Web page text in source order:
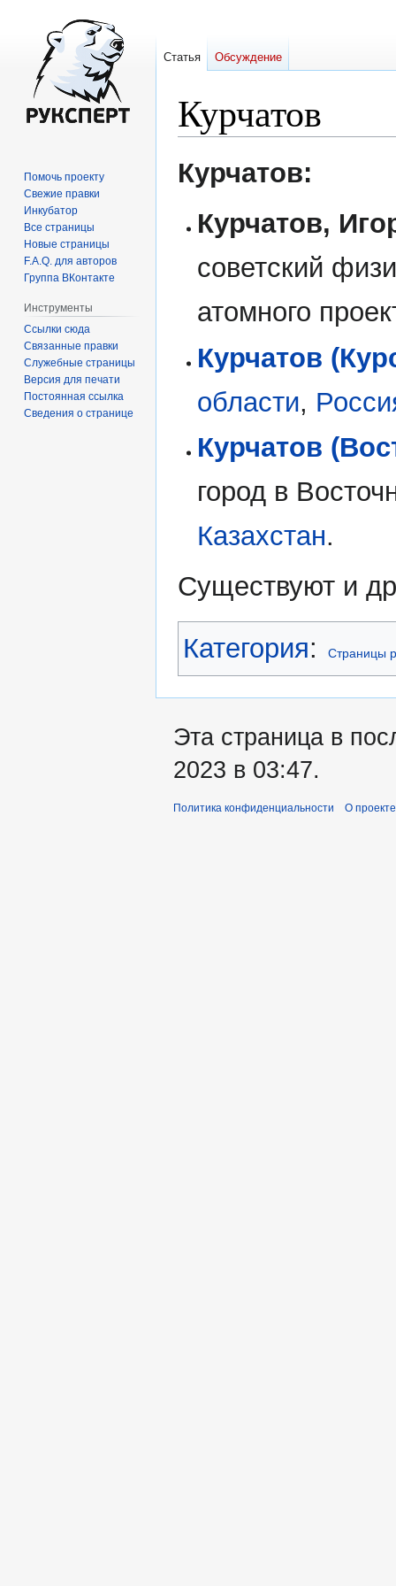
Курчатов
Перейти
к
Перейти
кКурчатов:
Курчатов,
советский
атомного
Курчатов
области,
Курчатов
город в
Казахстан.
Существуют и
Категория: Страницы
Статья Обсуждение
Помочь проекту
Свежие правки
Инкубатор
Все страницы
Новые страницы
F.A.Q. для авторов
Группа ВКонтакте
Инструменты
Ссылки сюда
Связанные правки
Служебные страницы
Версия для печати
Постоянная ссылка
Сведения о странице
Эта страница в
2023 в 03:47.
Политика конфиденциальности О проекте